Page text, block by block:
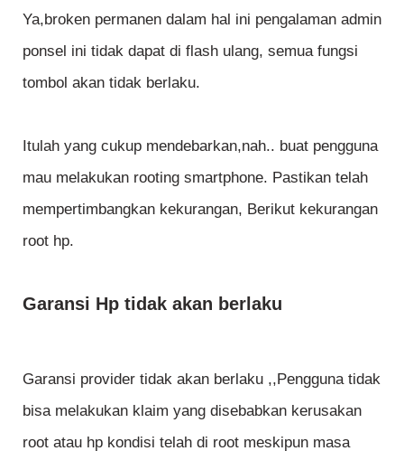
Ya,broken permanen dalam hal ini pengalaman admin
ponsel ini tidak dapat di flash ulang, semua fungsi
tombol akan tidak berlaku.
Itulah yang cukup mendebarkan,nah.. buat pengguna
mau melakukan rooting smartphone. Pastikan telah
mempertimbangkan kekurangan, Berikut kekurangan
root hp.
Garansi Hp tidak akan berlaku
Garansi provider tidak akan berlaku ,,Pengguna tidak
bisa melakukan klaim yang disebabkan kerusakan
root atau hp kondisi telah di root meskipun masa